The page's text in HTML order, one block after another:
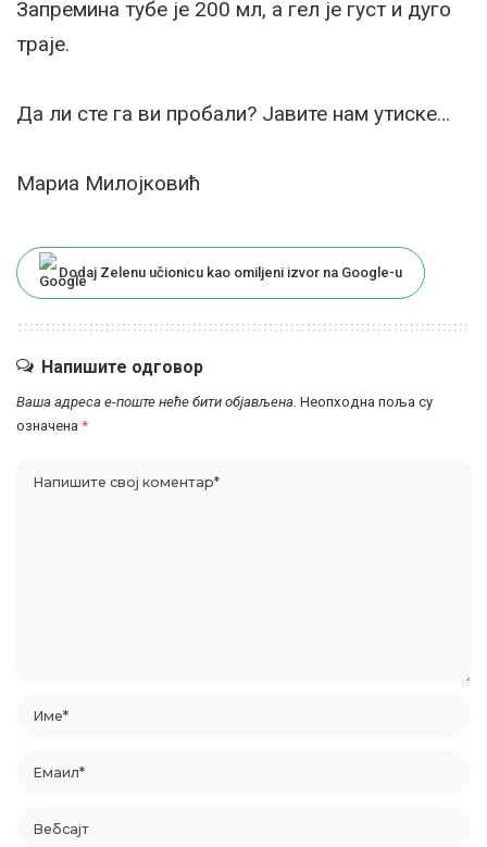
Запремина тубе је 200 мл, а гел је густ и дуго
траје.
Да ли сте га ви пробали? Јавите нам утиске…
Мариа Милојковић
Dodaj Zelenu učionicu kao omiljeni izvor na Google-u
Напишите одговор
Ваша адреса е-поште неће бити објављена. Неопходна поља су
означена *